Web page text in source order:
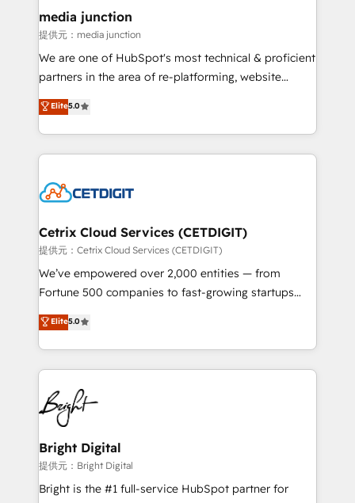
Mexico, USA, and Portugal—we've executed over a
hundred successful operations. Our approach,
rooted in RevOps principles, integrates analysis,
training, planning, and qualification. Leveraging
inbound marketing tactics, we focus on
understanding, nurturing, and converting leads.
competitive market.
media junction
提供元：media junction
We are one of HubSpot's most technical & proficient
partners in the area of re-platforming, website
design & development. We specialize in multi-hub
implementations for mid-market & enterprise
companies. We are woman-owned, powered by
coffee, and we ❤️ dogs. We produce award-winning
Impact Award 🏆2022 Technical Expertise Impact
Award 🏆2020 Elite Solutions Partner 🏆2019
Integrations HubSpot Impact Award 🏆2019
Marketing Enablement HubSpot Impact Award 🏆
2018 Website Design HubSpot Impact Award 🏆2017
Growth-Driven Design Agency of the Year 🏆2016
Sales Enablement HubSpot Impact Award 🏆2015
HubSpot COS Performance Award 🏆2014 HubSpot
COS Design Award 🏆2013 HubSpot Marketplace
Partner 📆Founded in 1997
Elite5.0
Cetrix Cloud Services (CETDIGIT)
提供元：Cetrix Cloud Services (CETDIGIT)
We’ve empowered over 2,000 entities — from
Fortune 500 companies to fast-growing startups
and nonprofits — to streamline operations, scale
revenue, and unlock the full potential of HubSpot.
With deep technical and industry expertise, we fuse
automation, integration, and AI innovation to deliver
lasting impact. We specialize in: • Turnkey and end-
to-end HubSpot implementations • Onboarding for
Sales, Service, Marketing & Content Hubs • AI voice
and chat agents, predictive automation, and smart
workflows • Salesforce + HubSpot integration •
RevOps and AI-driven sales enablement • Website
Elite5.0
Bright Digital
提供元：Bright Digital
Bright is the #1 full-service HubSpot partner for